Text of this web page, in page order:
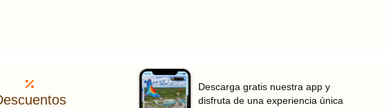
Descarga gratis nuestra app y
disfruta de una experiencia única